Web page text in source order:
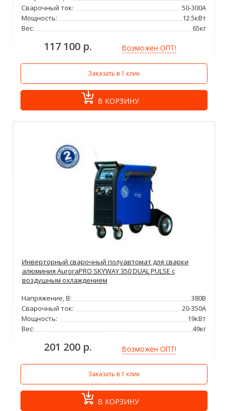
Сварочный ток:
50-300А
Мощность:
12.5кВт
Вес:
65кг
117 100 р. Возможен ОПТ!
Заказать в 1 клик
В КОРЗИНУ
Инверторный сварочный полуавтомат для сварки
алюминия AuroraPRO SKYWAY 350 DUAL PULSE с
воздушным охлаждением
Напряжение, В:
380В
Сварочный ток:
20-350А
Мощность:
19кВт
Вес:
49кг
201 200 р. Возможен ОПТ!
Заказать в 1 клик
В КОРЗИНУ